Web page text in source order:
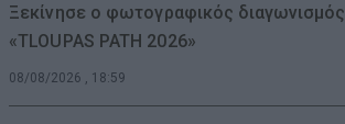
Ξεκίνησε ο φωτογραφικός διαγωνισμός
«TLOUPAS PATH 2026»
08/08/2026 , 18:59